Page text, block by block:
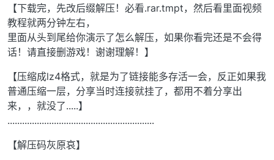
【下载完，先改后缀解压！必看.rar.tmpt，然后看里面视频
教程就两分钟左右，
里面从头到尾给你演示了怎么解压，如果你看完还是不会得
话！请直接删游戏！谢谢理解！】
【压缩成lz4格式，就是为了链接能多存活一会，反正如果我
普通压缩一层，分享当时连接就挂了，都用不着分享出
来，，就没了.....】
............................................................
【解压码灰原哀】